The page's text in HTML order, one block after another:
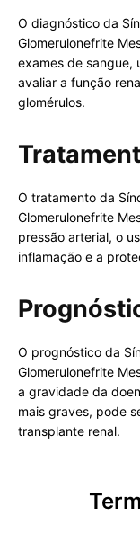
O diagnóstico da
Glomerulonefrite
exames de sangue,
avaliar a função
glomérulos.
O tratamento da
Glomerulonefrite
pressão arterial, o
inflamação e a
O prognóstico da
Glomerulonefrite
a gravidade da
mais graves, pode
transplante renal.